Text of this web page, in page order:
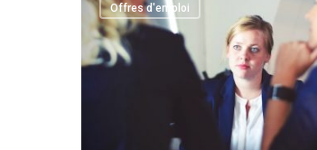
Offres d'emploi